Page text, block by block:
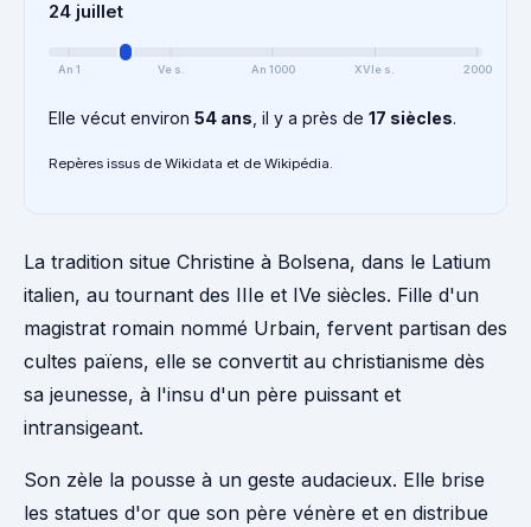
24 juillet
An 1 Ve s. An 1000 XVIe s. 2000
Elle vécut environ 54 ans , il y a près de 17 siècles.
Repères issus de Wikidata et de Wikipédia.
La tradition situe Christine à Bolsena, dans le Latium
italien, au tournant des IIIe et IVe siècles. Fille d'un
magistrat romain nommé Urbain, fervent partisan des
cultes païens, elle se convertit au christianisme dès
sa jeunesse, à l'insu d'un père puissant et
intransigeant.
Son zèle la pousse à un geste audacieux. Elle brise
les statues d'or que son père vénère et en distribue